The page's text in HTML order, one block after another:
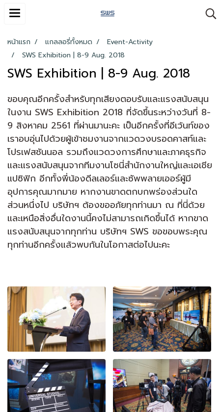
หน้าแรก แกลลอรี่ทั้งหมด
Event-Activity
SWS Exhibition | 8-9 Aug. 2018
SWS Exhibition | 8-9 Aug. 2018
ขอบคุณอีกครั้งสำหรับทุกเสียงตอบรับและแรงสนับสนุน
ในงาน SWS Exhibition 2018 ที่จัดขึ้นระหว่างวันที่ 8-
9 สิงหาคม 2561 ที่ผ่านมานะคะ เป็นอีกครั้งที่อีเว้นท์ของ
เราอบอุ่นไปด้วยผู้เข้าชมงานจากแวดวงบรอดคาสท์และ
โปรเฟสชันนอล รวมถึงแวดวงการศึกษาและภาคธุรกิจ
และแรงสนับสนุนจากทีมงานโซนี่สำนักงานใหญ่และเอเชีย
แปซิฟิก อีกทั้งพี่น้องดีลเลอร์และซัพพลายเออร์ผู้มี
อุปการคุณมากมาย หากงานขาดตกบกพร่องส่วนใด
ส่วนหนึ่งไป บริษัทฯ ต้องขออภัยทุกท่านมา ณ ที่นี่ด้วย
และเหนือสิ่งอื่นใดงานนี้คงไม่สามารถเกิดขึ้นได้ หากขาด
แรงสนับสนุนจากทุกท่าน บริษัทฯ SWS ขอขอบพระคุณ
ทุกท่านอีกครั้งแล้วพบกันในโอกาสต่อไปนะคะ